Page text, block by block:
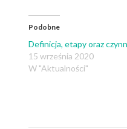
Podobne
Definicja, etapy oraz
15 września 2020
W "Aktualności"